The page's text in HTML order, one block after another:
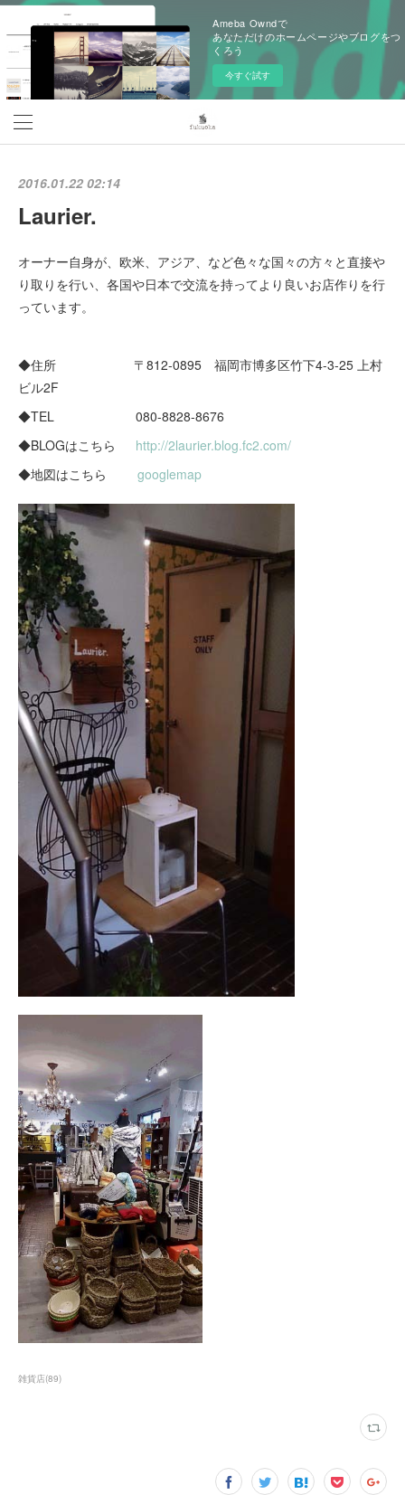
Ameba Owndで
あなただけのホームページやブログをつ
くろう
今すぐ試す
2016.01.22 02:14
Laurier.
オーナー自身が、欧米、アジア、など色々な国々の方々と直接や
り取りを行い、各国や日本で交流を持ってより良いお店作りを行
っています。
◆住所 〒812-0895 福岡市博多区竹下4-3-25 上村
ビル2F
◆TEL 080-8828-8676
◆BLOGはこちら http://2laurier.blog.fc2.com/
◆地図はこちら googlemap
雑貨店(89)